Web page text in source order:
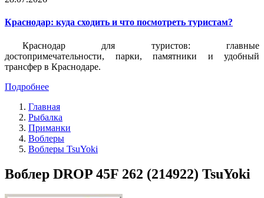
Краснодар: куда сходить и что посмотреть туристам?
Краснодар для туристов: главные
достопримечательности, парки, памятники и удобный
трансфер в Краснодаре.
Подробнее
Главная
Рыбалка
Приманки
Воблеры
Воблеры TsuYoki
Воблер DROP 45F 262 (214922) TsuYoki